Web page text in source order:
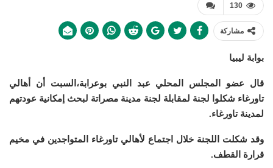
130
مشاركة
بوابة ليبيا
قال عضو المجلس المحلي عبد النبي بوعرابة،السبت أن أهالي
تاورغاء شكلوا لجنة لمقابلة لجنة مدينة مصراتة لبحث إمكانية عودتهم
لمدينة تاورغاء.
وقد شكلت اللجنة خلال اجتماع لأهالي تاورغاء المتواجدين في مخيم
قرارة القطف.